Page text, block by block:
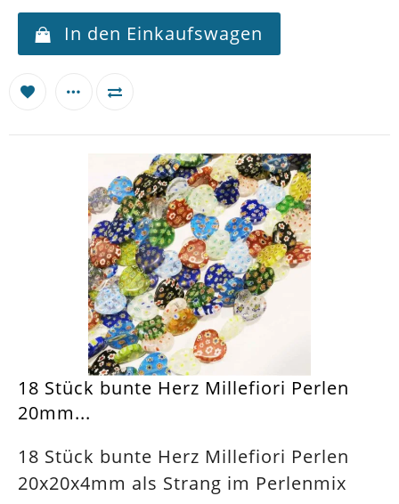
In den Einkaufswagen
18 Stück bunte Herz Millefiori Perlen
20mm...
18 Stück bunte Herz Millefiori Perlen
20x20x4mm als Strang im Perlenmix